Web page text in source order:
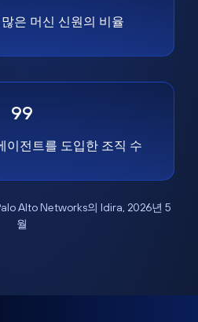
은 머신 신원의 비율
99
이전트를 도입한 조직 수
Alto Networks의 Idira, 2026년 5
월